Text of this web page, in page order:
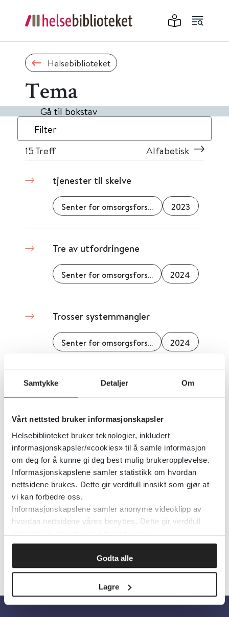
Samtykke Detaljer Om
Vårt nettsted bruker informasjonskapsler
Helsebiblioteket bruker teknologier, inkludert
informasjonskapsler/«cookies» til å samle informasjon
om deg for å kunne gi deg best mulig brukeropplevelse.
Informasjonskapslene samler statistikk om hvordan
nettsidene brukes. Dette gir verdifull innsikt som gjør at
vi kan forbedre oss.
Informasjonskapslene samler anonyme videoklipp av
hvordan nettsidene våres benyttes. Dette gir verdifull
innsikt som gjør at vi kan forbedre oss.
Godta alle
Lagre
Helsebiblioteket
Tema
Gå til bokstav
Filter
15 Treff Alfabetisk
tjenester til skeive
Senter for omsorgsforskning 2023
Tre av utfordringene
Senter for omsorgsforskning 2024
Trosser systemmangler
Senter for omsorgsforskning 2024
Trygg i eget hjem?
Turnus og sykefravær
Senter for omsorgsforskning 2024